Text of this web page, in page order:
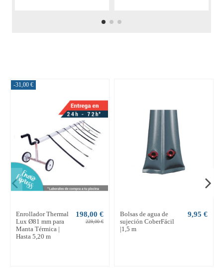
-31,00 €
Enrollador Thermal
Lux Ø81 mm para
Manta Térmica |
Hasta 5,20 m
198,00 €
229,00 €
Bolsas de agua de
sujeción CoberFácil
|1,5 m
9,95 €